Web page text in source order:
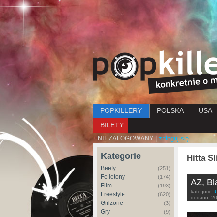
Menu główne
POPKILLERY POLSKA USA
BILETY
NIEZALOGOWANY | zaloguj się
Kategorie
Beefy (251)
Felietony (174)
Film (193)
Freestyle (620)
Girlzone (3)
Gry (9)
Hitta
AZ,
kategorie:
dodano: